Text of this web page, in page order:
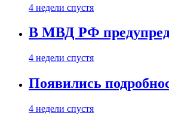
4 недели спустя
В МВД РФ
4 недели спустя
Появились
4 недели спустя